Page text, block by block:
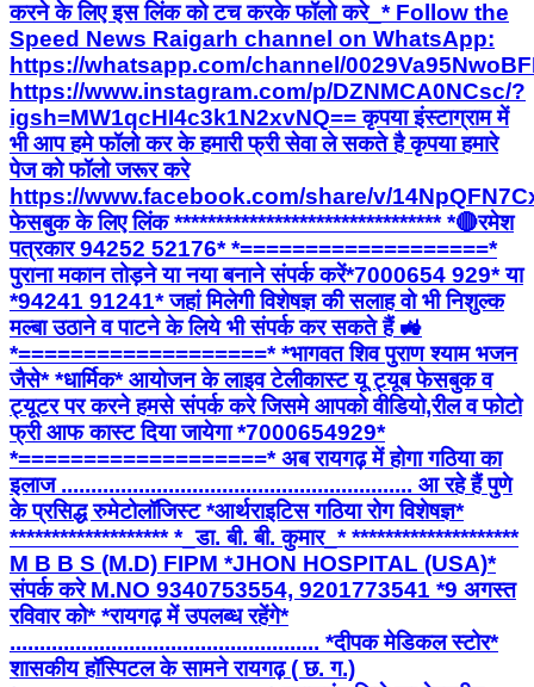
करने के लिए इस लिंक को टच करके फॉलो करे_* Follow the
Speed News Raigarh channel on WhatsApp:
https://whatsapp.com/channel/
https://www.instagram.com/p/DZNMCA0NCsc/?
igsh=MW1qcHI4c3k1N2xvNQ== कृपया इंस्टाग्राम में
भी आप हमे फॉलो कर के हमारी फ्री सेवा ले सकते है कृपया हमारे
पेज को फॉलो जरूर करे
https://www.facebook.com/share/v/
फेसबुक के लिए लिंक ******************************** *🔴रमेश
पत्रकार 94252 52176* *===================*
पुराना मकान तोड़ने या नया बनाने संपर्क करें*7000654 929* या
*94241 91241* जहां मिलेगी विशेषज्ञ की सलाह वो भी निशुल्क
मल्बा उठाने व पाटने के लिये भी संपर्क कर सकते हैं 🚜
*===================* *भागवत शिव पुराण श्याम भजन
जैसे* *धार्मिक* आयोजन के लाइव टेलीकास्ट यू ट्यूब फेसबुक व
ट्यूटर पर करने हमसे संपर्क करे जिसमे आपको वीडियो,रील व फोटो
फ्री आफ कास्ट दिया जायेगा *7000654929*
*===================* अब रायगढ़ में होगा गठिया का
इलाज ........................................................... आ रहे हैं पुणे
के प्रसिद्ध रुमेटोलॉजिस्ट *आर्थराइटिस गठिया रोग विशेषज्ञ*
******************* *_डा. बी. बी. कुमार_* ********************
M B B S (M.D) FIPM *JHON HOSPITAL (USA)*
संपर्क करे M.NO 9340753554, 9201773541 *9 अगस्त
रविवार को* *रायगढ़ में उपलब्ध रहेंगे*
.................................................... *दीपक मेडिकल स्टोर*
शासकीय हॉस्पिटल के सामने रायगढ़ ( छ. ग.)